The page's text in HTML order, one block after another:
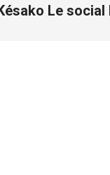
Le